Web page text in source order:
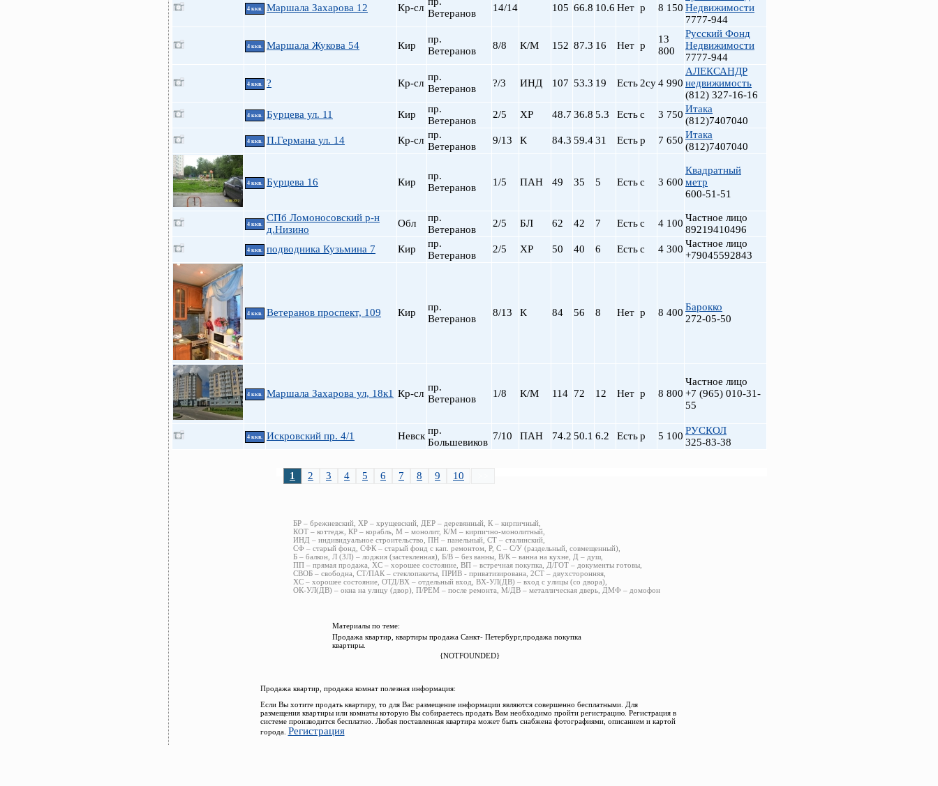
4 ккв. Маршала Захарова 12 Кр-сл Ветеранов
14/14 105 66.8 10.6 Нет р 8 150 Недвижимости
7777-944
4 ккв. Маршала Жукова 54 Кир
пр.
Ветеранов
8/8 К/М 152 87.3 16 Нет р
13
800
Русский Фонд
Недвижимости
7777-944
4 ккв. ? Кр-сл
пр.
Ветеранов
?/3 ИНД 107 53.3 19 Есть 2су4 990
АЛЕКСАНДР
недвижимость
(812) 327-16-16
4 ккв. Бурцева ул. 11 Кир
пр.
Ветеранов
2/5 ХР 48.7 36.8 5.3 Естьс 3 750 Итака
(812)7407040
4 ккв. П.Германа ул. 14 Кр-сл пр.
Ветеранов
9/13 К 84.3 59.431 Естьр 7 650 Итака
(812)7407040
4 ккв. Бурцева 16 Кир
пр.
Ветеранов
1/5 ПАН 49 35 5 Естьс 3 600
Квадратный
метр
600-51-51
4 ккв.
СПб Ломоносовский р-н
д.Низино
Обл
пр.
Ветеранов
2/5 БЛ 62 42 7 Естьс 4 100 Частное лицо
89219410496
4 ккв. подводника Кузьмина 7 Кир
пр.
Ветеранов
2/5 ХР 50 40 6 Естьс 4 300 Частное лицо
+79045592843
4 ккв. Ветеранов проспект, 109 Кир
пр.
Ветеранов
8/13 К 84 56 8 Нет р 8 400 Барокко
272-05-50
4 ккв. Маршала Захарова ул, 18к1 Кр-сл
пр.
Ветеранов
1/8 К/М 114 72 12 Нет р 8 800
Частное лицо
+7 (965) 010-31-
55
4 ккв. Искровский пр. 4/1 Невск пр.
Большевиков
7/10 ПАН 74.2 50.1 6.2 Естьр 5 100 РУСКОЛ
325-83-38
1 2 3 4 5 6 7 8 9 10
БР – брежневский, ХР – хрущевский, ДЕР – деревянный, К – кирпичный,
КОТ – коттедж, КР – корабль, М – монолит, К/М – кирпично-монолитный,
ИНД – индивидуальное строительство, ПН – панельный, СТ – сталинский,
СФ – старый фонд, СФК – старый фонд с кап. ремонтом, Р, С – С/У (раздельный, совмещенный),
Б – балкон, Л (ЗЛ) – лоджия (застекленная), Б/В – без ванны, В/К – ванна на кухне, Д – душ,
ПП – прямая продажа, ХС – хорошее состояние, ВП – встречная покупка, Д/ГОТ – документы готовы,
СВОБ – свободна, СТ/ПАК – стеклопакеты, ПРИВ - приватизирована, 2СТ – двухсторонняя,
ХС – хорошее состояние, ОТД/ВХ – отдельный вход, ВХ-УЛ(ДВ) – вход с улицы (со двора),
ОК-УЛ(ДВ) – окна на улицу (двор), П/РЕМ – после ремонта, М/ДВ – металлическая дверь, ДМФ – домофон
Материалы по теме:
Продажа квартир, квартиры продажа Санкт- Петербург,продажа покупка
квартиры.
{NOTFOUNDED}
Продажа квартир, продажа комнат полезная информация:
Если Вы хотите продать квартиру, то для Вас размещение информации являются совершенно бесплатными. Для
размещения квартиры или комнаты которую Вы собираетесь продать Вам необходимо пройти регистрацию. Регистрация в
системе производится бесплатно. Любая поставленная квартира может быть снабжена фотографиями, описанием и картой
города. Регистрация